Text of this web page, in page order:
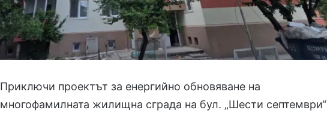
Приключи проектът за енергийно обновяване на
многофамилната жилищна сграда на бул. „Шести септември“